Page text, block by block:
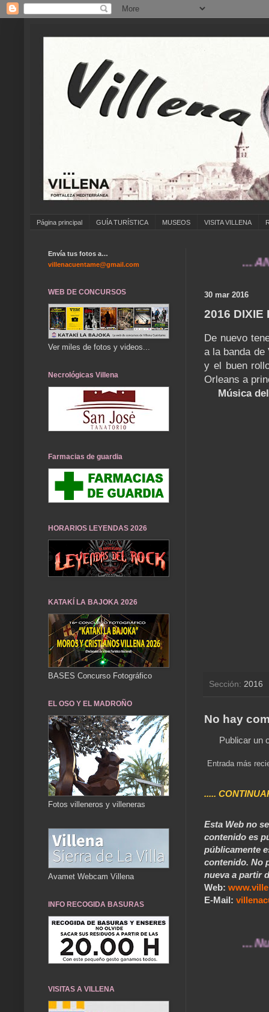
Página principal GUÍA TURÍSTICA MUSEOS VISITA VILLENA
... ANÍMATE
30 mar 2016
2016 DIXIE
De nuevo
a la banda
y el buen
Orleans a
Música
Sección: 2016
No hay
Publicar un
Entrada más
.....
Esta Web no
contenido es
públicamente
contenido. No
nueva a partir
Web:
E-Mail:
... Nuestros
Envía tus fotos a…
villenacuentame@gmail.com
WEB DE CONCURSOS
Ver miles de fotos y videos...
Necrológicas Villena
Farmacias de guardia
HORARIOS LEYENDAS 2026
KATAKÍ LA BAJOKA 2026
BASES Concurso Fotográfico
EL OSO Y EL MADROÑO
Fotos villeneros y villeneras
Avamet Webcam Villena
INFO RECOGIDA BASURAS
VISITAS A VILLENA